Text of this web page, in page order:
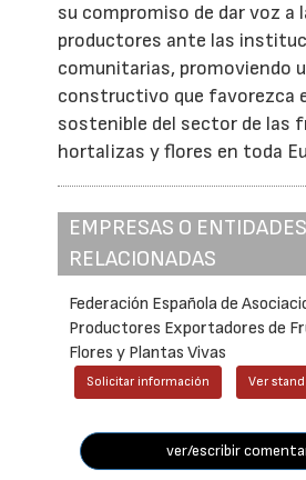
su compromiso de dar voz a
productores ante las
comunitarias, promoviendo
constructivo que favorezca
sostenible del sector de las
hortalizas y flores en toda
EMPRESAS O ENTIDADES
RELACIONADAS
Federación Española de
Productores Exportadores de
Flores y Plantas Vivas
Solicitar información Ver
ver/escribir